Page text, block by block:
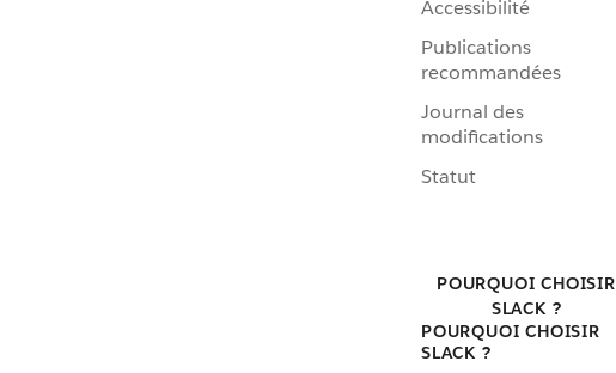
Accessibilité
Publications
recommandées
Journal des
modifications
Statut
POURQUOI CHOISIR
SLACK ?
POURQUOI CHOISIR
SLACK ?